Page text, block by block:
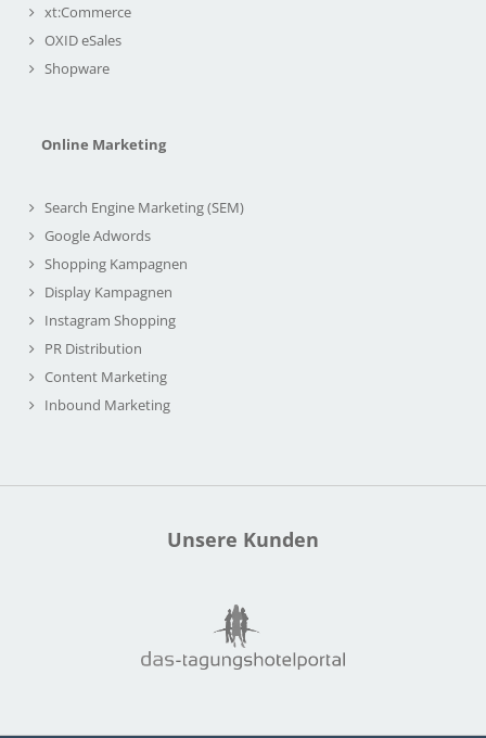
xt:Commerce
OXID eSales
Shopware
Online Marketing
Search Engine Marketing (SEM)
Google Adwords
Shopping Kampagnen
Display Kampagnen
Instagram Shopping
PR Distribution
Content Marketing
Inbound Marketing
Unsere Kunden